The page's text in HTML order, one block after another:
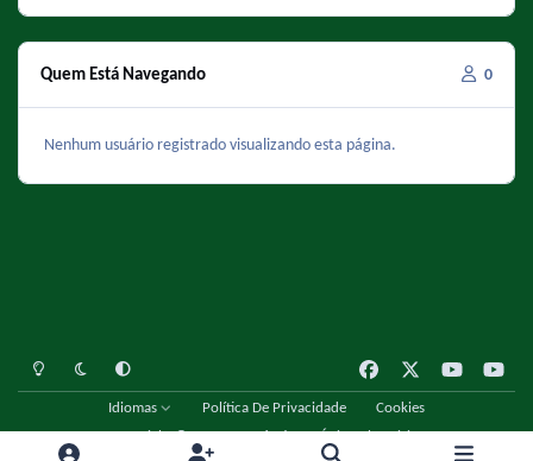
Quem Está Navegando 0
Nenhum usuário registrado visualizando esta página.
Light ModeDark ModeSystem Preference
a
o
o
t
Idiomas Política De Privacidade Cookies